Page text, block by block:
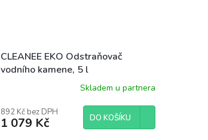
CLEANEE EKO Odstraňovač
vodního kamene, 5 l
Skladem u partnera
892 Kč bez DPH
1 079 Kč DO KOŠÍKU